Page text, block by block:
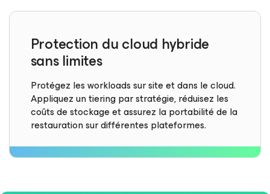
Protection du cloud hybride
sans limites
Protégez les workloads sur site et dans le cloud.
Appliquez un tiering par stratégie, réduisez les
coûts de stockage et assurez la portabilité de la
restauration sur différentes plateformes.